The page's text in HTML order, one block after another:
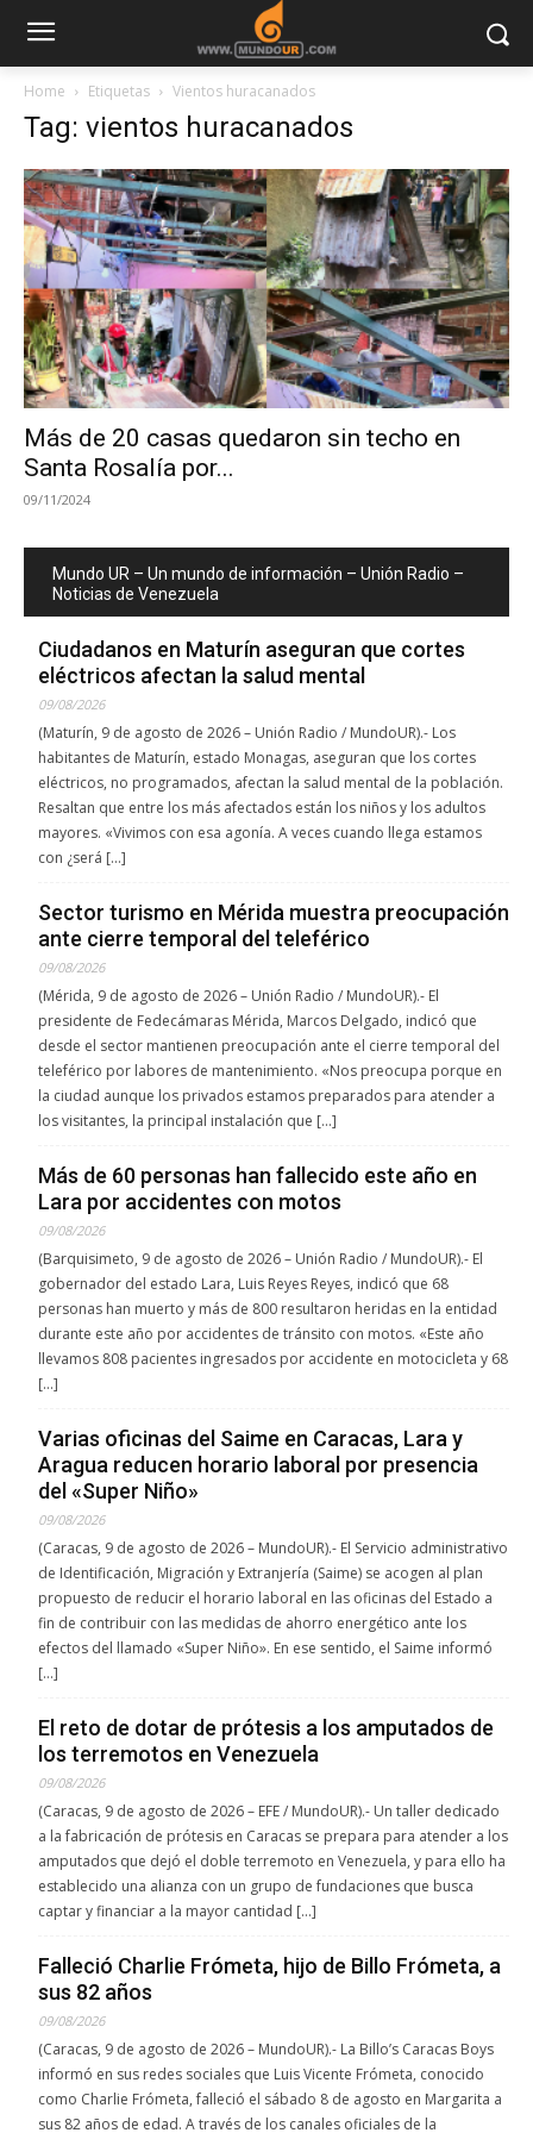
Home Etiquetas Vientos huracanados
Tag: vientos huracanados
Más de 20 casas quedaron sin techo en
Santa Rosalía por...
09/11/2024
Mundo UR – Un mundo de información – Unión Radio –
Noticias de Venezuela
Ciudadanos en Maturín aseguran que cortes
eléctricos afectan la salud mental
09/08/2026
(Maturín, 9 de agosto de 2026 – Unión Radio / MundoUR).- Los
habitantes de Maturín, estado Monagas, aseguran que los cortes
eléctricos, no programados, afectan la salud mental de la población.
Resaltan que entre los más afectados están los niños y los adultos
mayores. «Vivimos con esa agonía. A veces cuando llega estamos
con ¿será […]
Sector turismo en Mérida muestra preocupación
ante cierre temporal del teleférico
09/08/2026
(Mérida, 9 de agosto de 2026 – Unión Radio / MundoUR).- El
presidente de Fedecámaras Mérida, Marcos Delgado, indicó que
desde el sector mantienen preocupación ante el cierre temporal del
teleférico por labores de mantenimiento. «Nos preocupa porque en
la ciudad aunque los privados estamos preparados para atender a
los visitantes, la principal instalación que […]
Más de 60 personas han fallecido este año en
Lara por accidentes con motos
09/08/2026
(Barquisimeto, 9 de agosto de 2026 – Unión Radio / MundoUR).- El
gobernador del estado Lara, Luis Reyes Reyes, indicó que 68
personas han muerto y más de 800 resultaron heridas en la entidad
durante este año por accidentes de tránsito con motos. «Este año
llevamos 808 pacientes ingresados por accidente en motocicleta y 68
[…]
Varias oficinas del Saime en Caracas, Lara y
Aragua reducen horario laboral por presencia
del «Super Niño»
09/08/2026
(Caracas, 9 de agosto de 2026 – MundoUR).- El Servicio administrativo
de Identificación, Migración y Extranjería (Saime) se acogen al plan
propuesto de reducir el horario laboral en las oficinas del Estado a
fin de contribuir con las medidas de ahorro energético ante los
efectos del llamado «Super Niño». En ese sentido, el Saime informó
[…]
El reto de dotar de prótesis a los amputados de
los terremotos en Venezuela
09/08/2026
(Caracas, 9 de agosto de 2026 – EFE / MundoUR).- Un taller dedicado
a la fabricación de prótesis en Caracas se prepara para atender a los
amputados que dejó el doble terremoto en Venezuela, y para ello ha
establecido una alianza con un grupo de fundaciones que busca
captar y financiar a la mayor cantidad […]
Falleció Charlie Frómeta, hijo de Billo Frómeta, a
sus 82 años
09/08/2026
(Caracas, 9 de agosto de 2026 – MundoUR).- La Billo’s Caracas Boys
informó en sus redes sociales que Luis Vicente Frómeta, conocido
como Charlie Frómeta, falleció el sábado 8 de agosto en Margarita a
sus 82 años de edad. A través de los canales oficiales de la